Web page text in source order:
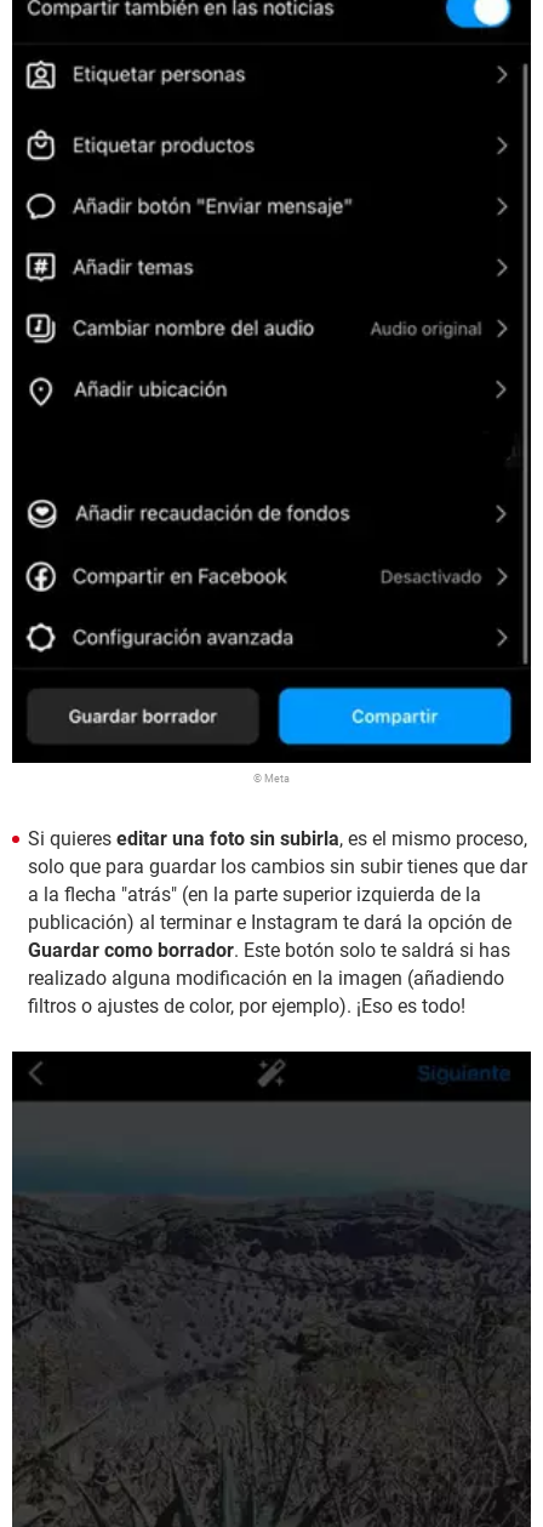
© Meta
Si quieres editar una foto sin subirla, es el mismo proceso,
solo que para guardar los cambios sin subir tienes que dar
a la flecha "atrás" (en la parte superior izquierda de la
publicación) al terminar e Instagram te dará la opción de
Guardar como borrador. Este botón solo te saldrá si has
realizado alguna modificación en la imagen (añadiendo
filtros o ajustes de color, por ejemplo). ¡Eso es todo!